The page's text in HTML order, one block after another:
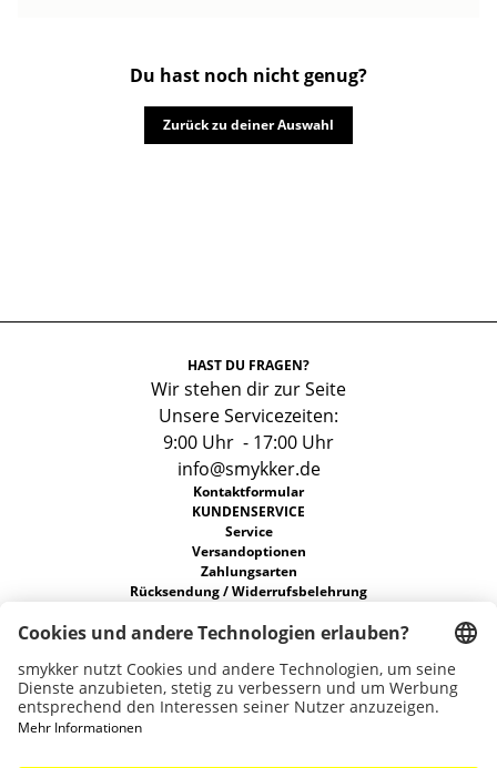
Du hast noch nicht genug?
Zurück zu deiner Auswahl
HAST DU FRAGEN?
Wir stehen dir zur Seite
Unsere Servicezeiten:
9:00 Uhr - 17:00 Uhr
info@smykker.de
Kontaktformular
KUNDENSERVICE
Service
Versandoptionen
Zahlungsarten
Rücksendung / Widerrufsbelehrung
Allgemeine Geschäftsbedingungen
ÜBER UNS
Unsere Stores
Nachhaltigkeit